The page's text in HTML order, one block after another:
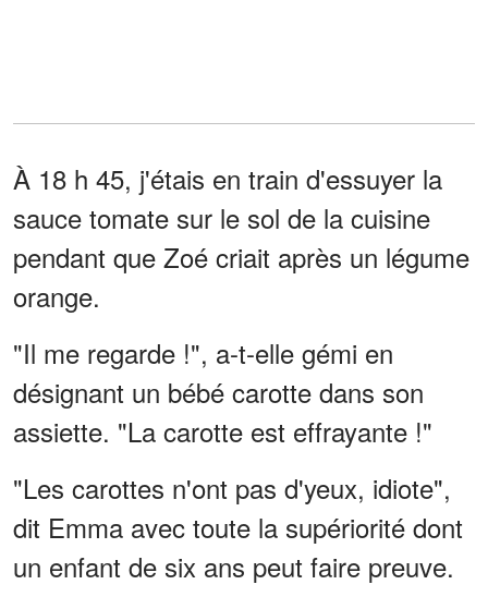
À 18 h 45, j'étais en train d'essuyer la
sauce tomate sur le sol de la cuisine
pendant que Zoé criait après un légume
orange.
"Il me regarde !", a-t-elle gémi en
désignant un bébé carotte dans son
assiette. "La carotte est effrayante !"
"Les carottes n'ont pas d'yeux, idiote",
dit Emma avec toute la supériorité dont
un enfant de six ans peut faire preuve.